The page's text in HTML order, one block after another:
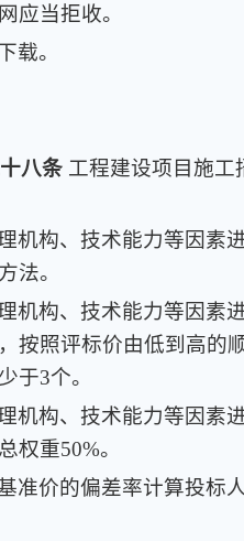
应当拒收。
载。
八条 工程建设项目施工
机构、技术能力等因素
法。
机构、技术能力等因素
按照评标价由低到高的
于3个。
机构、技术能力等因素
权重50%。
准价的偏差率计算投标